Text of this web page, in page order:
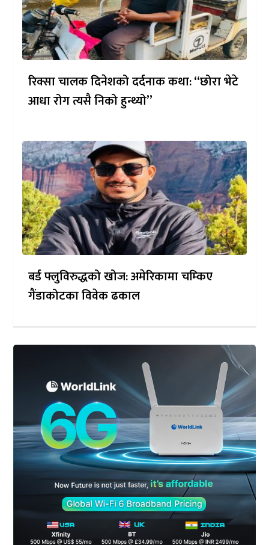
रिक्सा चालक दिनेशको दर्दनाक कथा: “छोरा भेटे
आधा रोग त्यसै निको हुन्थ्यो”
बर्ड फ्लुविरुद्धको खोज: अमेरिकामा चम्किए
गैंडाकोटका विवेक ढकाल